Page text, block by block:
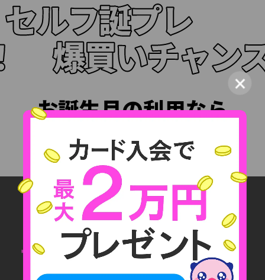
×
お誕生月の利用なら
ポイント ３倍！
つまり、
はじめ のクレカ は
ライ フカードで決まり！